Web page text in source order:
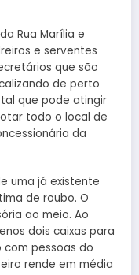
Rua Marília e
e serventes
que são
de perto
que pode atingir
todo o local de
da
uma já existente
de roubo. O
ao meio. Ao
dois caixas para
pessoas do
rende em média